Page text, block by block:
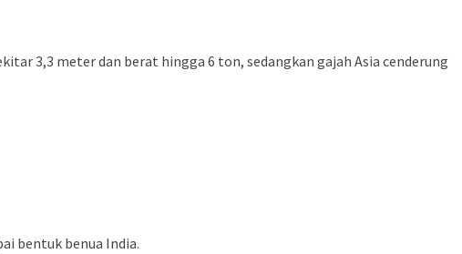
3,3 meter dan berat hingga 6 ton, sedangkan gajah Asia cenderung
bentuk benua India.